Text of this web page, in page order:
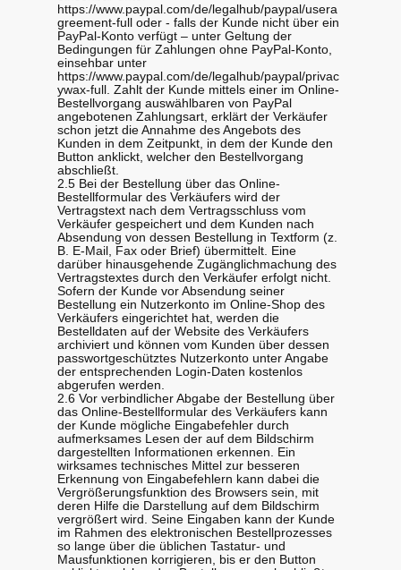
https://www.paypal.com/de/legalhub/paypal/usera
greement-full oder - falls der Kunde nicht über ein
PayPal-Konto verfügt – unter Geltung der
Bedingungen für Zahlungen ohne PayPal-Konto,
einsehbar unter
https://www.paypal.com/de/legalhub/paypal/privac
ywax-full. Zahlt der Kunde mittels einer im Online-
Bestellvorgang auswählbaren von PayPal
angebotenen Zahlungsart, erklärt der Verkäufer
schon jetzt die Annahme des Angebots des
Kunden in dem Zeitpunkt, in dem der Kunde den
Button anklickt, welcher den Bestellvorgang
abschließt.
2.5 Bei der Bestellung über das Online-
Bestellformular des Verkäufers wird der
Vertragstext nach dem Vertragsschluss vom
Verkäufer gespeichert und dem Kunden nach
Absendung von dessen Bestellung in Textform (z.
B. E-Mail, Fax oder Brief) übermittelt. Eine
darüber hinausgehende Zugänglichmachung des
Vertragstextes durch den Verkäufer erfolgt nicht.
Sofern der Kunde vor Absendung seiner
Bestellung ein Nutzerkonto im Online-Shop des
Verkäufers eingerichtet hat, werden die
Bestelldaten auf der Website des Verkäufers
archiviert und können vom Kunden über dessen
passwortgeschütztes Nutzerkonto unter Angabe
der entsprechenden Login-Daten kostenlos
abgerufen werden.
2.6 Vor verbindlicher Abgabe der Bestellung über
das Online-Bestellformular des Verkäufers kann
der Kunde mögliche Eingabefehler durch
aufmerksames Lesen der auf dem Bildschirm
dargestellten Informationen erkennen. Ein
wirksames technisches Mittel zur besseren
Erkennung von Eingabefehlern kann dabei die
Vergrößerungsfunktion des Browsers sein, mit
deren Hilfe die Darstellung auf dem Bildschirm
vergrößert wird. Seine Eingaben kann der Kunde
im Rahmen des elektronischen Bestellprozesses
so lange über die üblichen Tastatur- und
Mausfunktionen korrigieren, bis er den Button